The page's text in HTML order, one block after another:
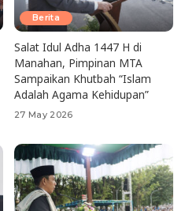
Berita
Salat Idul Adha 1447 H di
Manahan, Pimpinan MTA
Sampaikan Khutbah “Islam
Adalah Agama Kehidupan”
27 May 2026